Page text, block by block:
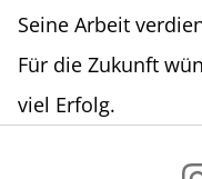
Seine Arbeit
Für die Zukunft
viel Erfolg.